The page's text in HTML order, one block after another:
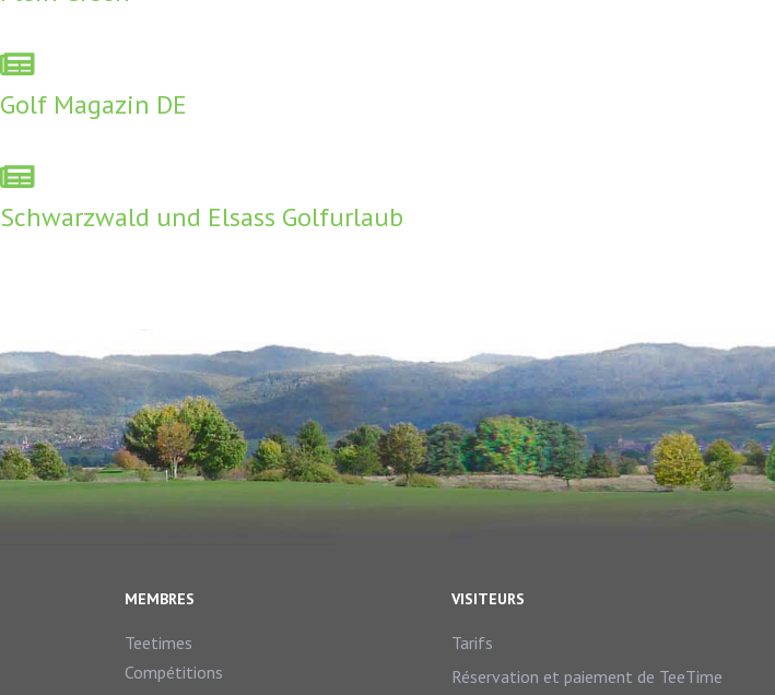
Golf Magazin DE
Schwarzwald und Elsass Golfurlaub
MEMBRES
Teetimes
Compétitions
VISITEURS
Tarifs
Réservation et paiement de TeeTime